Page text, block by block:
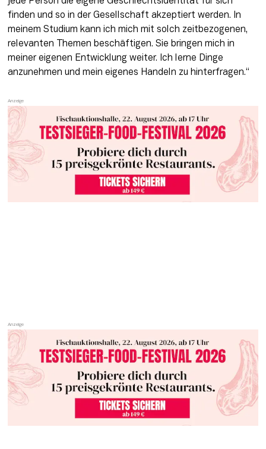
finden und so in der Gesellschaft akzeptiert werden. In
meinem Studium kann ich mich mit solch zeitbezogenen,
relevanten Themen beschäftigen. Sie bringen mich in
meiner eigenen Entwicklung weiter. Ich lerne Dinge
anzunehmen und mein eigenes Handeln zu hinterfragen.“